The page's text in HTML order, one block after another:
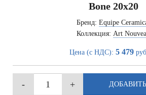
Bone 20x20
Бренд: Equipe
Коллекция: Art
Цена (с НДС): 5 479